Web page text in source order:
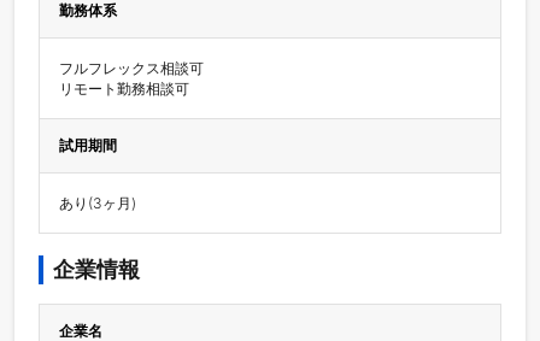
勤務体系
フルフレックス相談可
試用期間
あり(3ヶ月)
企業情報
企業名